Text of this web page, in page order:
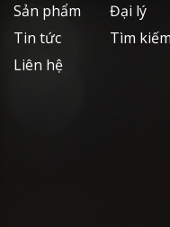
Sản phẩm
Đại lý
Tin tức
Tìm kiếm
Liên hệ